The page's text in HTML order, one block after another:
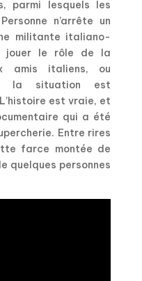
parmi lesquels les
n’arrête un
militante italiano-
jouer le rôle de la
amis italiens, ou
la situation est
est vraie, et
qui a été
Entre rires
farce montée de
quelques personnes